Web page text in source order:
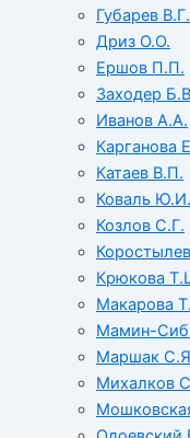
Губарев В.Г.
Дриз О.О.
Ершов П.П.
Заходер
Иванов А.А.
Карганова
Катаев В.П.
Коваль Ю.И.
Козлов С.Г.
Крюкова
Макарова
Мамин-
Маршак
Михалков